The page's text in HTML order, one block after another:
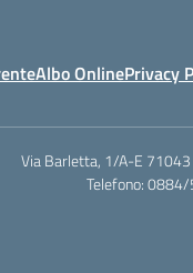
Albo OnlinePrivacy
Via Barletta, 1/A-E 71043
Telefono: